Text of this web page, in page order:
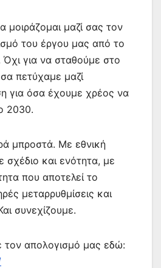
μοιράζομαι μαζί σας τον
του έργου μας από το
για να σταθούμε στο
πετύχαμε μαζί
για όσα έχουμε χρέος να
2030.
μπροστά. Με εθνική
σχέδιο και ενότητα, με
που αποτελεί το
μεταρρυθμίσεις και
συνεχίζουμε.
τον απολογισμό μας εδώ: